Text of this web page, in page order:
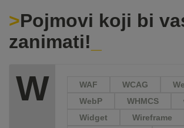
Pojmovi koji bi
zanimati!
W WAF WCAG
WebP
WHMCS
Widget
Wireframe